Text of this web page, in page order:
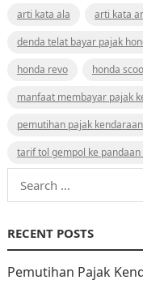
arti kata ala
arti kata
denda telat bayar pajak
honda revo
honda
manfaat membayar pajak
pemutihan pajak
tarif tol gempol ke
Search
for:
RECENT POSTS
Pemutihan Pajak